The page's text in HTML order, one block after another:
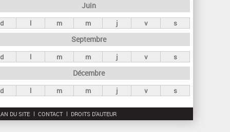
Juin
d l m m j v s
Septembre
d l m m j v s
Décembre
d l m m j v s
DU SITE CONTACT DROITS D'AUTEUR